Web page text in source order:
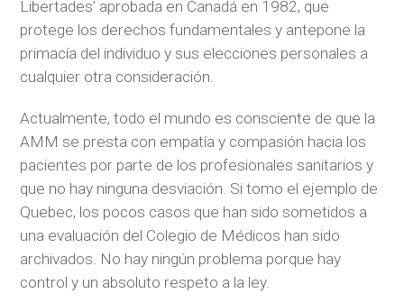
Libertades’ aprobada en Canadá en 1982, que
protege los derechos fundamentales y antepone la
primacía del individuo y sus elecciones personales a
cualquier otra consideración.
Actualmente, todo el mundo es consciente de que la
AMM se presta con empatía y compasión hacia los
pacientes por parte de los profesionales sanitarios y
que no hay ninguna desviación. Si tomo el ejemplo de
Quebec, los pocos casos que han sido sometidos a
una evaluación del Colegio de Médicos han sido
archivados. No hay ningún problema porque hay
control y un absoluto respeto a la ley.